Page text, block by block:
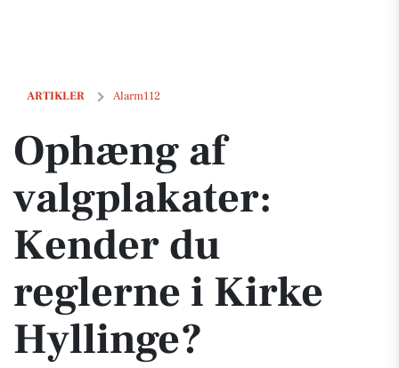
ARTIKLER Alarm112
Ophæng af valgplakater: Kender du reglerne i Kirke Hyllinge?
Ophæng af
valgplakater:
Kender du
reglerne i Kirke
Hyllinge?